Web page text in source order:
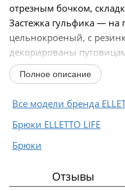
отрезным бочком,
Застежка гульфика — на
цельнокроеный, с
декорированы
Длина изделия на модели
Полное описание
Все модели бренда
Брюки ELLETTO LIFE
Брюки
Отзывы